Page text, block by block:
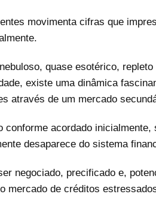
movimenta cifras que
quase esotérico,
existe uma dinâmica
através de um mercado
conforme acordado
desaparece do sistema
negociado, precificado e,
mercado de créditos